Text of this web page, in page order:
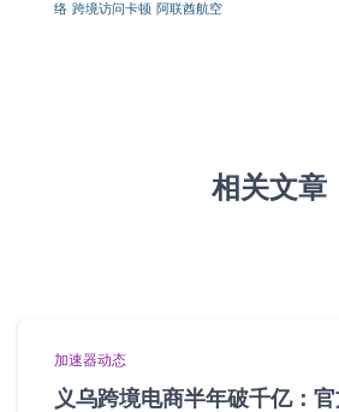
络 跨境访问卡顿 阿联酋航空
相关文章
加速器动态
义乌跨境电商半年破千亿：